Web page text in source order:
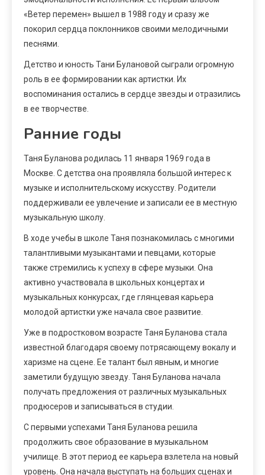
«Ветер перемен» вышел в 1988 году и сразу же
покорил сердца поклонников своими мелодичными
песнями.
Детство и юность Тани Булановой сыграли огромную
роль в ее формировании как артистки. Их
воспоминания остались в сердце звезды и отразились
в ее творчестве.
Ранние годы
Таня Буланова родилась 11 января 1969 года в
Москве. С детства она проявляла большой интерес к
музыке и исполнительскому искусству. Родители
поддерживали ее увлечение и записали ее в местную
музыкальную школу.
В ходе учебы в школе Таня познакомилась с многими
талантливыми музыкантами и певцами, которые
также стремились к успеху в сфере музыки. Она
активно участвовала в школьных концертах и
музыкальных конкурсах, где глянцевая карьера
молодой артистки уже начала свое развитие.
Уже в подростковом возрасте Таня Буланова стала
известной благодаря своему потрясающему вокалу и
харизме на сцене. Ее талант был явным, и многие
заметили будущую звезду. Таня Буланова начала
получать предложения от различных музыкальных
продюсеров и записываться в студии.
С первыми успехами Таня Буланова решила
продолжить свое образование в музыкальном
училище. В этот период ее карьера взлетела на новый
уровень. Она начала выступать на больших сценах и